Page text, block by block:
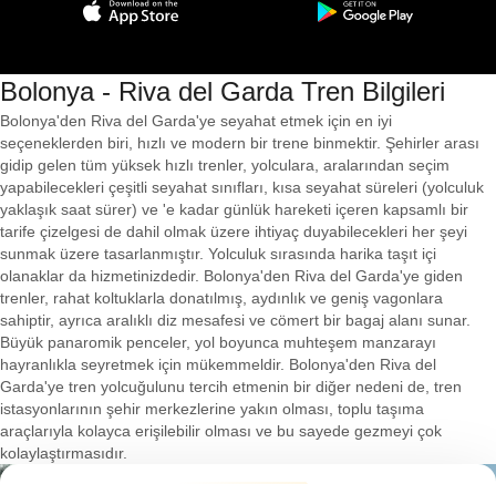
Bolonya - Riva del Garda Tren Bilgileri
Bolonya'den Riva del Garda'ye seyahat etmek için en iyi
seçeneklerden biri, hızlı ve modern bir trene binmektir. Şehirler arası
gidip gelen tüm yüksek hızlı trenler, yolculara, aralarından seçim
yapabilecekleri çeşitli seyahat sınıfları, kısa seyahat süreleri (yolculuk
yaklaşık saat sürer) ve 'e kadar günlük hareketi içeren kapsamlı bir
tarife çizelgesi de dahil olmak üzere ihtiyaç duyabilecekleri her şeyi
sunmak üzere tasarlanmıştır. Yolculuk sırasında harika taşıt içi
olanaklar da hizmetinizdedir. Bolonya'den Riva del Garda'ye giden
trenler, rahat koltuklarla donatılmış, aydınlık ve geniş vagonlara
sahiptir, ayrıca aralıklı diz mesafesi ve cömert bir bagaj alanı sunar.
Büyük panaromik penceler, yol boyunca muhteşem manzarayı
hayranlıkla seyretmek için mükemmeldir. Bolonya'den Riva del
Garda'ye tren yolcuğulunu tercih etmenin bir diğer nedeni de, tren
istasyonlarının şehir merkezlerine yakın olması, toplu taşıma
araçlarıyla kolayca erişilebilir olması ve bu sayede gezmeyi çok
kolaylaştırmasıdır.